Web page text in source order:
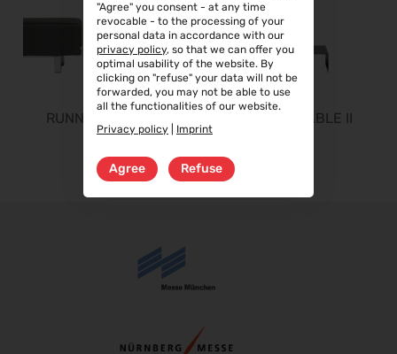
06.10.2026 - 08.10.2026
08.10.2026 - 09.10.2026
Fakuma 2026
12.10.2026 - 16.10.2026
PERFORMANCEDAYS 2026
Chillventa 2026
13.10.2026 - 15.10.2026
RUNNING TABLE I RUNNING TABLE II
"Agree" you consent - at any time
revocable - to the processing of your
personal data in accordance with our
privacy policy, so that we can offer you
optimal usability of the website. By
clicking on "refuse" your data will not be
forwarded, you may not be able to use
all the functionalities of our website.
Privacy policy
Imprint
Agree Refuse